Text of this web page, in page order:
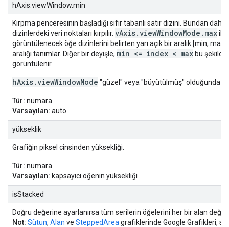
hAxis.viewWindow.min
Kırpma penceresinin başladığı sıfır tabanlı satır dizini. Bundan daha
dizinlerdeki veri noktaları kırpılır. vAxis.viewWindowMode.maxile
görüntülenecek öğe dizinlerini belirten yarı açık bir aralık [min,
aralığı tanımlar. Diğer bir deyişle, min <= index < max bu
görüntülenir.
hAxis.viewWindowMode "güzel" veya "büyütülmüş" olduğunda
Tür: numara
Varsayılan: auto
yükseklik
Grafiğin piksel cinsinden yüksekliği.
Tür: numara
Varsayılan: kapsayıcı öğenin yüksekliği
isStacked
Doğru değerine ayarlanırsa tüm serilerin öğelerini her bir alan
Not: Sütun, Alan ve SteppedArea grafiklerinde Google Grafikleri,